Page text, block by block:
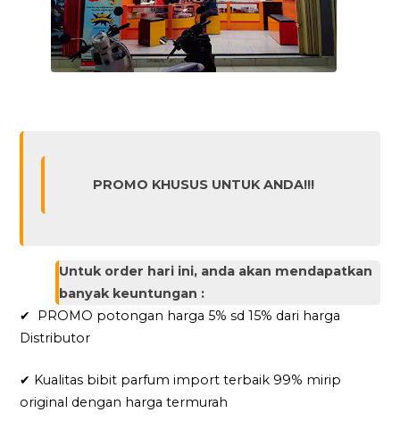
PROMO KHUSUS UNTUK ANDA!!!
Untuk order hari ini, anda akan mendapatkan
banyak keuntungan :
✔ PROMO potongan harga 5% sd 15% dari harga
Distributor
✔ Kualitas bibit parfum import terbaik 99% mirip
original dengan harga termurah